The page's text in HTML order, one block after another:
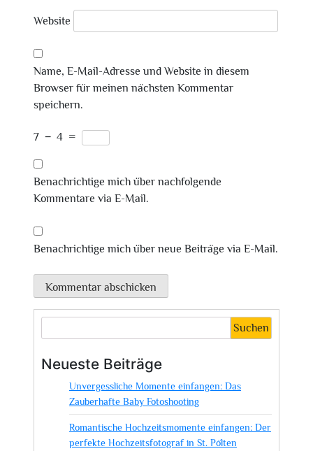
Website
Name, E-Mail-Adresse und Website in diesem
Browser für meinen nächsten Kommentar
speichern.
7 − 4 =
Benachrichtige mich über nachfolgende
Kommentare via E-Mail.
Benachrichtige mich über neue Beiträge via E-Mail.
Suchen
Neueste Beiträge
Unvergessliche Momente einfangen: Das
Zauberhafte Baby Fotoshooting
Romantische Hochzeitsmomente einfangen: Der
perfekte Hochzeitsfotograf in St. Pölten